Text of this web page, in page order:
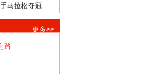
马拉松夺冠
更多>>
路